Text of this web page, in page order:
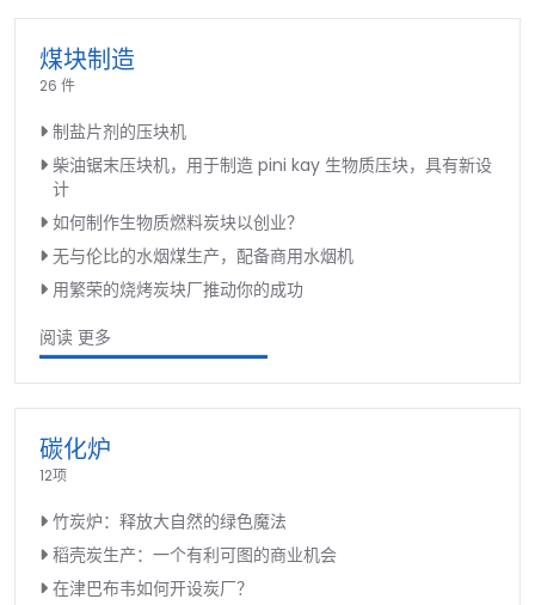
煤块制造
26 件
制盐片剂的压块机
柴油锯末压块机，用于制造 pini kay 生物质压块，具有新设
计
如何制作生物质燃料炭块以创业？
无与伦比的水烟煤生产，配备商用水烟机
用繁荣的烧烤炭块厂推动你的成功
阅读 更多
碳化炉
12项
竹炭炉：释放大自然的绿色魔法
稻壳炭生产：一个有利可图的商业机会
在津巴布韦如何开设炭厂？